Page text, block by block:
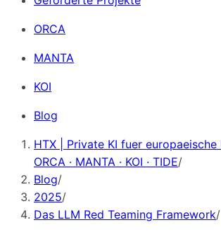
ORCA
MANTA
KOI
Blog
HTX | Private KI fuer
ORCA · MANTA · KOI · TIDE/
Blog/
2025/
Das LLM Red Teaming Framework/